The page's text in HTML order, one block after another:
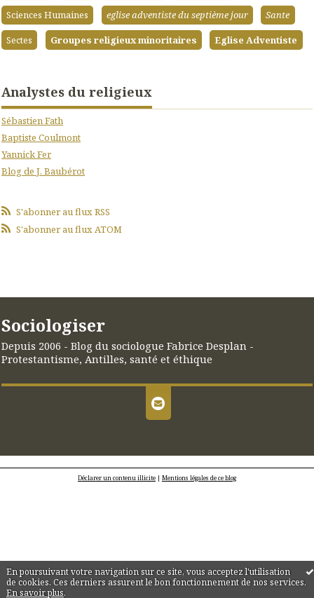
En poursuivant votre navigation sur ce site, vous acceptez l'utilisation
de cookies. Ces derniers assurent le bon fonctionnement de nos services.
En savoir plus.
Sciences Humaines
eglise adventiste du septième jour
Sante
Sectes
Groupes religieux minoritaires Eglise Adventiste
Analystes du religieux
Sébastien Fath
Baptiste Coulmont
Yannick Fer
Blog de J. Baubérot
S'abonner au flux RSS
S'abonner au flux ATOM
Sociologiser
Depuis 2006 - Blog du sociologue Fabrice Desplan -
Protestantisme, Antilles, santé et éthique
Déclarer un contenu illicite | Mentions légales de ce blog